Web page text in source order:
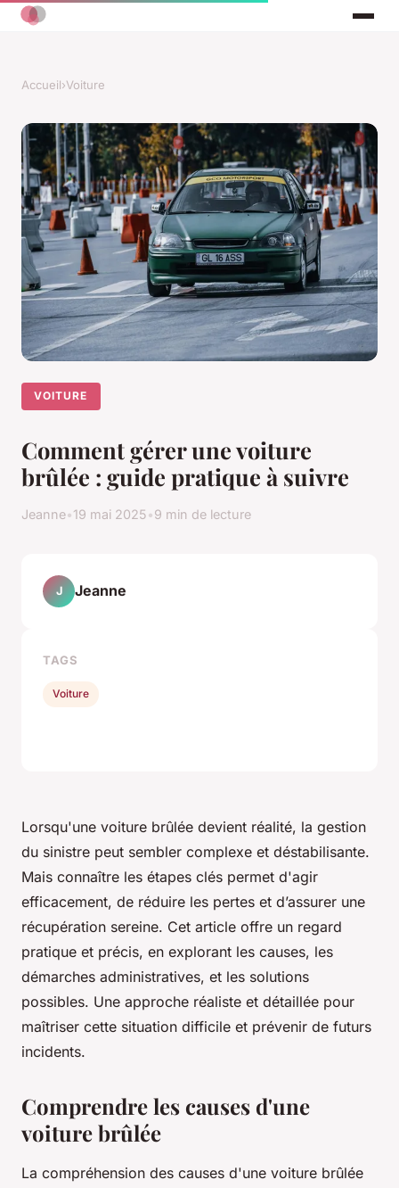
Accueil›Voiture
VOITURE
Comment gérer une voiture
brûlée : guide pratique à suivre
Jeanne•19 mai 2025•9 min de lecture
Lorsqu'une voiture brûlée devient réalité, la gestion
du sinistre peut sembler complexe et déstabilisante.
Mais connaître les étapes clés permet d'agir
efficacement, de réduire les pertes et d’assurer une
récupération sereine. Cet article offre un regard
pratique et précis, en explorant les causes, les
démarches administratives, et les solutions
possibles. Une approche réaliste et détaillée pour
maîtriser cette situation difficile et prévenir de futurs
incidents.
Comprendre les causes d'une
voiture brûlée
La compréhension des causes d'une voiture brûlée
J Jeanne
TAGS
Voiture